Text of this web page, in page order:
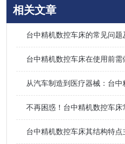
相关文章
台中精机数控车床的常见问
台中精机数控车床在使用前需
从汽车制造到医疗器械：台
不再困惑！台中精机数控车床
台中精机数控车床其结构特点